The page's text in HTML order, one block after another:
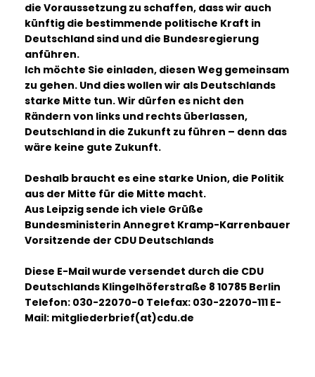
die Voraussetzung zu schaffen, dass wir auch
künftig die bestimmende politische Kraft in
Deutschland sind und die Bundesregierung
anführen.
Ich möchte Sie einladen, diesen Weg gemeinsam
zu gehen. Und dies wollen wir als Deutschlands
starke Mitte tun. Wir dürfen es nicht den
Rändern von links und rechts überlassen,
Deutschland in die Zukunft zu führen – denn das
wäre keine gute Zukunft.
Deshalb braucht es eine starke Union, die Politik
aus der Mitte für die Mitte macht.
Aus Leipzig sende ich viele Grüße
Bundesministerin Annegret Kramp-Karrenbauer
Vorsitzende der CDU Deutschlands
Diese E-Mail wurde versendet durch die CDU
Deutschlands Klingelhöferstraße 8 10785 Berlin
Telefon: 030-22070-0 Telefax: 030-22070-111 E-
Mail: mitgliederbrief(at)cdu.de